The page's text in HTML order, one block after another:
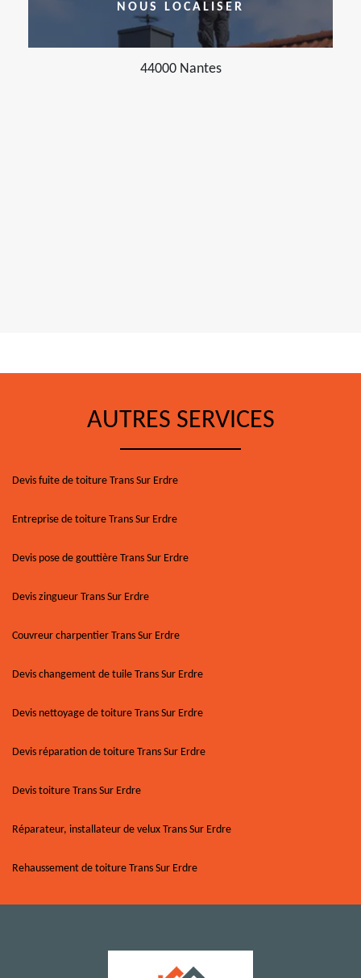
NOUS LOCALISER
44000 Nantes
AUTRES SERVICES
Devis fuite de toiture Trans Sur Erdre
Entreprise de toiture Trans Sur Erdre
Devis pose de gouttière Trans Sur Erdre
Devis zingueur Trans Sur Erdre
Couvreur charpentier Trans Sur Erdre
Devis changement de tuile Trans Sur Erdre
Devis nettoyage de toiture Trans Sur Erdre
Devis réparation de toiture Trans Sur Erdre
Devis toiture Trans Sur Erdre
Réparateur, installateur de velux Trans Sur Erdre
Rehaussement de toiture Trans Sur Erdre